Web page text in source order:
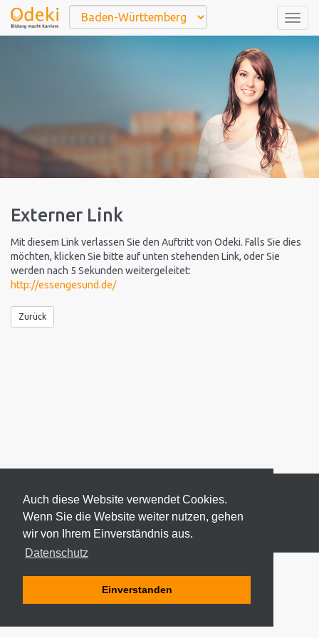
Auch diese Website verwendet Cookies.
Wenn Sie die Website weiter nutzen, gehen
wir von Ihrem Einverständnis aus.
Datenschutz
Einverstanden
Externer Link
Mit diesem Link verlassen Sie den Auftritt von Odeki. Falls Sie dies
möchten, klicken Sie bitte auf unten stehenden Link, oder Sie
werden nach 5 Sekunden weitergeleitet:
http://essengesund.de/
Zurück
© 2026 ODEKI - ALLE RECHTE VORBEHALTEN